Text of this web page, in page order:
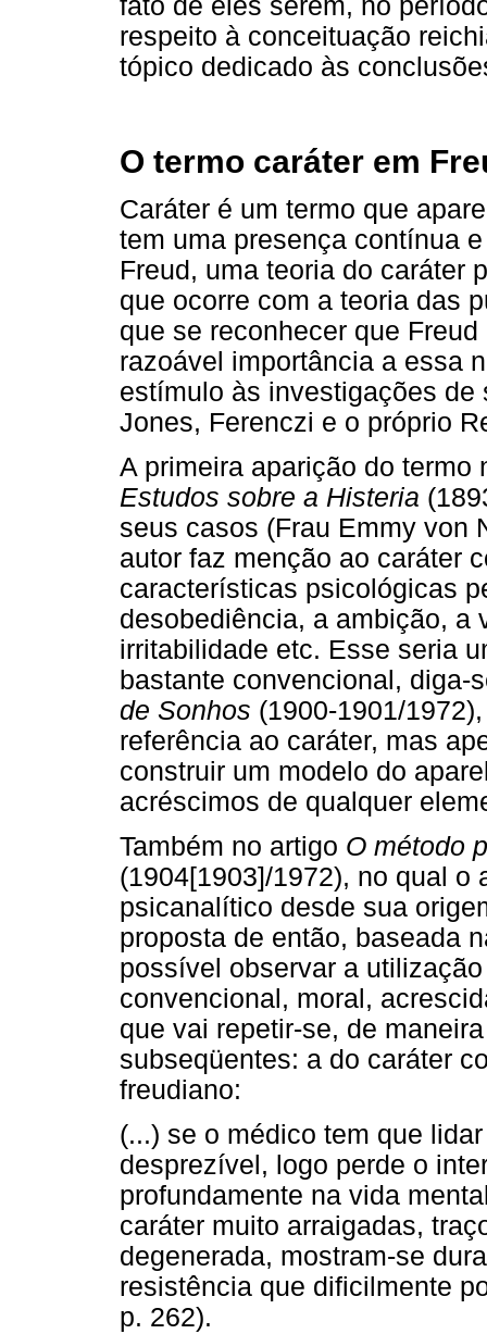
fato de eles serem, no
respeito à conceituação
tópico dedicado às
O termo caráter em
Caráter é um termo que
tem uma presença contínua
Freud, uma teoria do caráter
que ocorre com a teoria das
que se reconhecer que
razoável importância a essa
estímulo às investigações de
Jones, Ferenczi e o próprio
A primeira aparição do
Estudos sobre a Histeria
seus casos (Frau Emmy von
autor faz menção ao caráter
características psicológicas
desobediência, a ambição, a
irritabilidade etc. Esse seria
bastante convencional,
de Sonhos (1900-1901/
referência ao caráter, mas
construir um modelo do
acréscimos de qualquer
Também no artigo O método
(1904[1903]/1972), no qual o
psicanalítico desde sua
proposta de então, baseada
possível observar a
convencional, moral,
que vai repetir-se, de
subseqüentes: a do caráter
freudiano:
(...) se o médico tem que
desprezível, logo perde o
profundamente na vida
caráter muito arraigadas,
degenerada, mostram-se
resistência que dificilmente
p. 262).